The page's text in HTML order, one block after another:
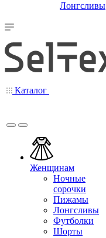
Лонгсливы
Каталог
Женщинам
Ночные
сорочки
Пижамы
Лонгсливы
Футболки
Шорты